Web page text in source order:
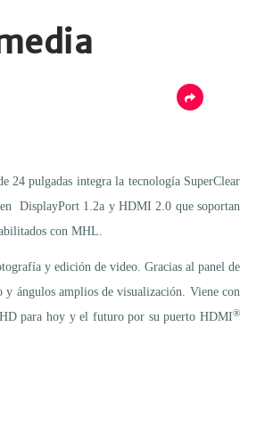
24 pulgadas integra la tecnología SuperClear
DisplayPort 1.2a y HDMI 2.0 que soportan
con MHL.
y edición de video. Gracias al panel de
ángulos amplios de visualización. Viene con
HD para hoy y el futuro por su puerto HDMI®